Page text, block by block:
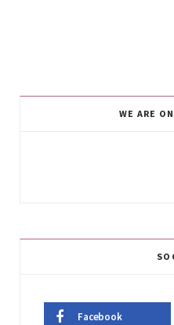
WE ARE
Facebook